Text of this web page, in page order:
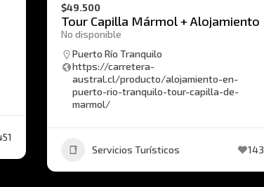
$49.500
Tour Capilla Mármol + Alojamiento
No disponible
Puerto Río Tranquilo
https://carretera-
austral.cl/producto/alojamiento-en-
puerto-rio-tranquilo-tour-capilla-de-
marmol/
Servicios Turísticos 143